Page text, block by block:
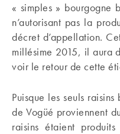
« simples » bourgogne
n’autorisant pas la
décret d’appellation.
millésime 2015, il aura
voir le retour de cette
Puisque les seuls
de Vogüé proviennent
raisins étaient